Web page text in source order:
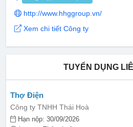
http://www.hhggroup.vn/
Xem chi tiết Công ty
TUYỂN DỤNG
Thợ Điện
Công ty TNHH Thái Hoà
Hạn nộp: 30/09/2026